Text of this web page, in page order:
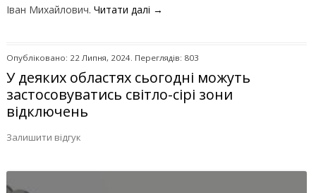
Іван Михайлович. Читати далі →
Опубліковано: 22 Липня, 2024. Переглядів: 803
У деяких областях сьогодні можуть
застосовуватись світло-сірі зони
відключень
Залишити відгук